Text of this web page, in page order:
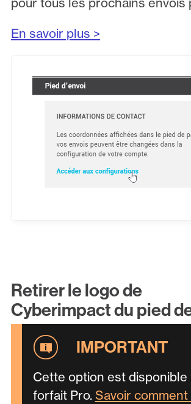
En savoir plus >
Retirer le logo de
Cyberimpact du pied
Cette option est disponible
forfait Pro. Savoir